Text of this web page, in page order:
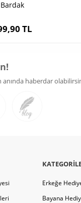
Bardak
TL
haberdar
Erkeğe
Bayana